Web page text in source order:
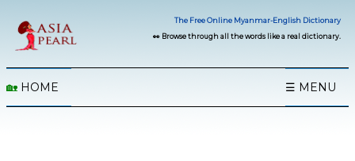
The Free Online Myanmar-English Dictionary
👀 Browse through all the words like a real dictionary.
🏡 HOME ☰ MENU